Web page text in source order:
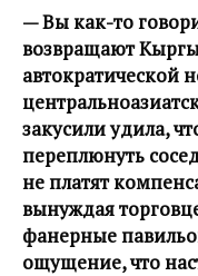
— Вы как-то
возвращают
автократической
закусили удила,
переплюнуть
не платят
вынуждая
фанерные
ощущение, что